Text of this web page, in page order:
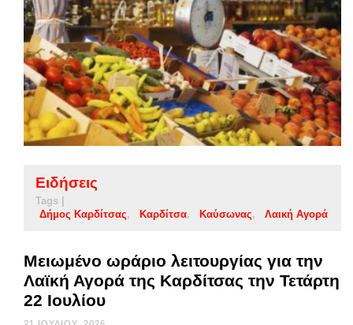
Ειδήσεις
Tags |
Δήμος Καρδίτσας
Καρδίτσα Καύσωνας Λαική Αγορά
Μειωμένο ωράριο λειτουργίας για την
Λαϊκή Αγορά της Καρδίτσας την Τετάρτη
22 Ιουλίου